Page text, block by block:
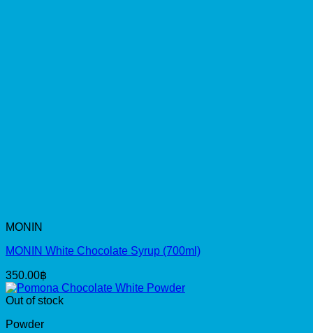
Puratos CARAT Coverlux White Chocolate (1KG)
225.00฿